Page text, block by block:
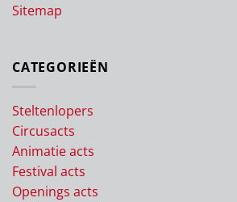
Sitemap
CATEGORIEËN
Steltenlopers
Circusacts
Animatie acts
Festival acts
Openings acts